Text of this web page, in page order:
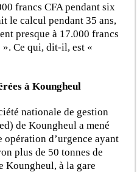
francs CFA pendant six
le calcul pendant 35 ans,
presque à 17.000 francs
». Ce qui, dit-il, est «
à Koungheul
nationale de gestion
de Koungheul a mené
d’urgence ayant
plus de 50 tonnes de
Koungheul, à la gare